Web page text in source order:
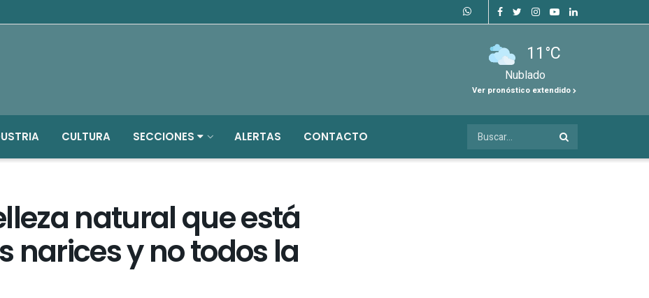
11°C
Nublado
Ver pronóstico extendido
CULTURA SECCIONES ALERTAS CONTACTO
natural que está
narices y no todos la